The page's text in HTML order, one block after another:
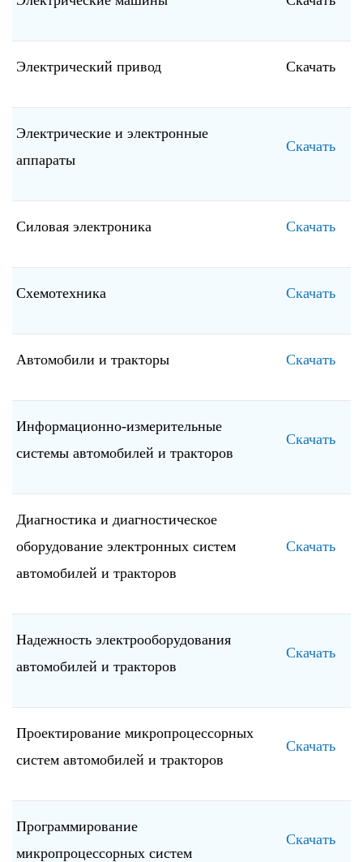
Электрический привод Скачать
Электрические и электронные
аппараты
Скачать
Силовая электроника Скачать
Схемотехника Скачать
Автомобили и тракторы Скачать
Информационно-измерительные
системы автомобилей и тракторов
Скачать
Диагностика и диагностическое
оборудование электронных систем
автомобилей и тракторов
Скачать
Надежность электрооборудования
автомобилей и тракторов
Скачать
Проектирование микропроцессорных
систем автомобилей и тракторов
Скачать
Программирование
микропроцессорных систем
Скачать